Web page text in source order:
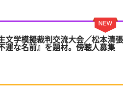
文学模擬裁判交流大会／松本清張
運な名前』を題材。傍聴人募集